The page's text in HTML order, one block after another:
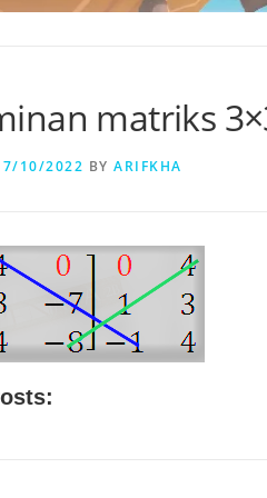
matriks
10/2022 BY ARIFKHA